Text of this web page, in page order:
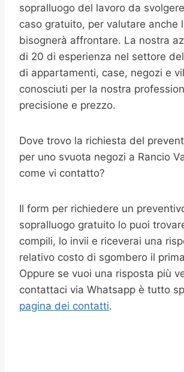
sopralluogo del lavoro da
caso gratuito, per valutare anche
bisognerà affrontare. La nostra
di 20 di esperienza nel settore
di appartamenti, case, negozi e
conosciuti per la nostra
precisione e prezzo.
Dove trovo la richiesta del
per uno svuota negozi a Rancio
come vi contatto?
Il form per richiedere un
sopralluogo gratuito lo puoi
compili, lo invii e riceverai una
relativo costo di sgombero il
Oppure se vuoi una risposta più
contattaci via Whatsapp è tutto
pagina dei contatti.